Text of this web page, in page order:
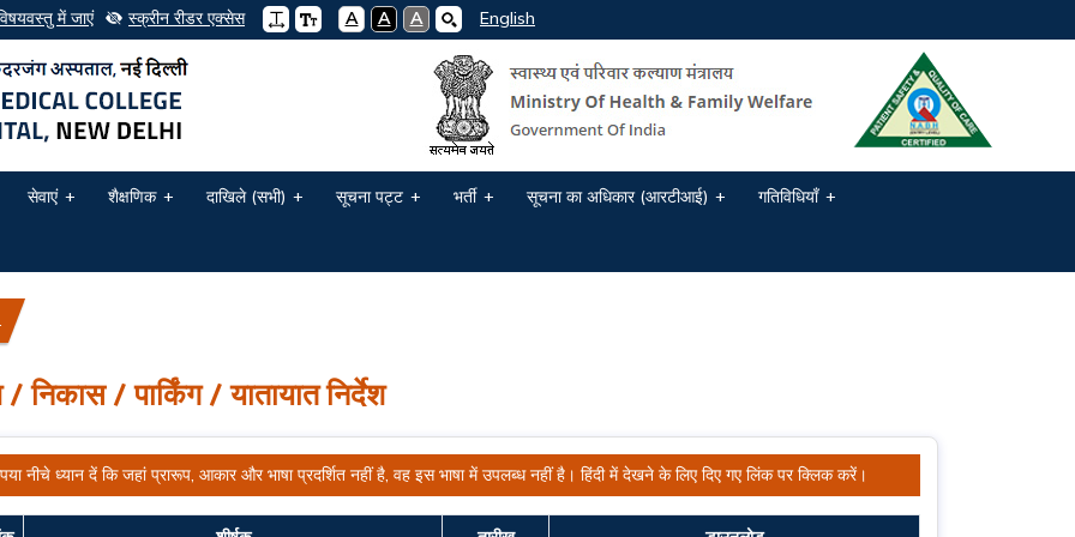
में जाएं स्क्रीन रीडर एक्सेस A A A English
सेवाएं शैक्षणिक दाखिले (सभी) सूचना पट्ट भर्ती सूचना का अधिकार (आरटीआई) गतिविधियाँ
निकास / पार्किंग / यातायात निर्देश
नीचे ध्यान दें कि जहां प्रारूप, आकार और भाषा प्रदर्शित नहीं है, वह इस भाषा में उपलब्ध नहीं है। हिंदी में देखने के लिए दिए गए लिंक पर क्लिक करें।